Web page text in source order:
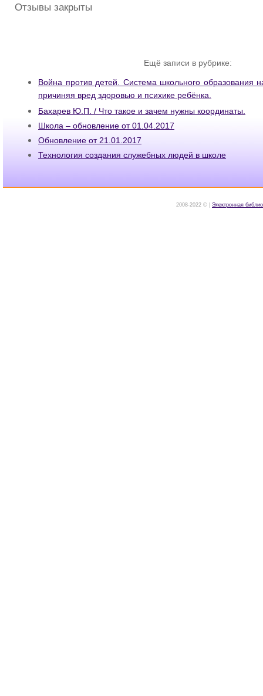
Отзывы закрыты
Ещё записи в рубрике:
Война против детей. Система школьного образования
причиняя вред здоровью и психике ребёнка.
Бахарев Ю.П. / Что такое и зачем нужны координаты.
Школа – обновление от 01.04.2017
Обновление от 21.01.2017
Технология создания служебных людей в школе
2008-2022 © | Электронная